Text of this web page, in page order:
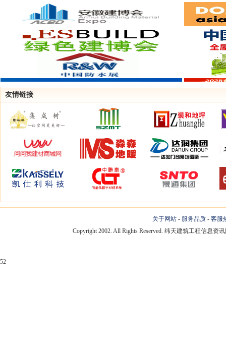
友情链接
关于网站 - 服务品质 - 客服
Copyright 2002. All Rights Reserved. 纬天建筑工程信息资
52